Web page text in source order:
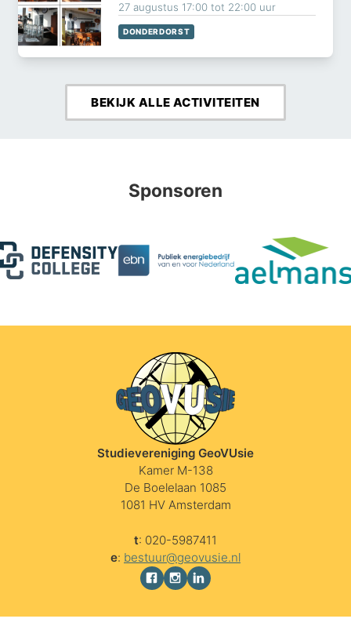
27 augustus 17:00 tot 22:00 uur
DONDERDORST
BEKIJK ALLE ACTIVITEITEN
Sponsoren
Studievereniging GeoVUsie
Kamer M-138
De Boelelaan 1085
1081 HV Amsterdam
t: 020-5987411
e: bestuur@geovusie.nl